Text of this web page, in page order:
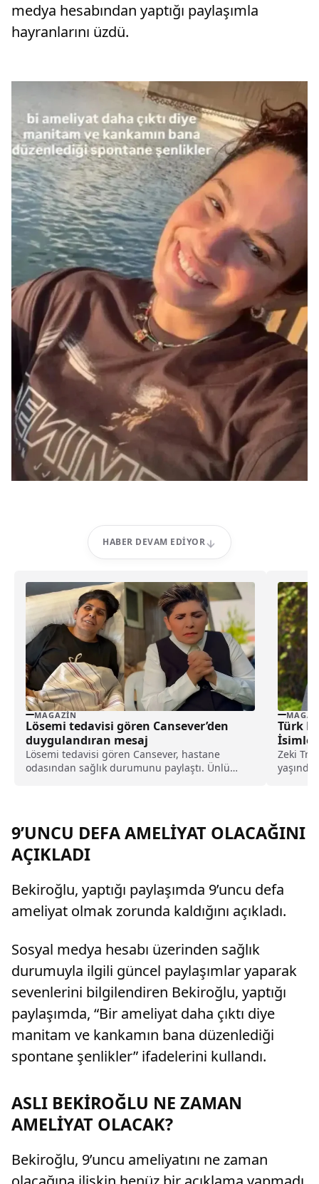
medya hesabından yaptığı paylaşımla
hayranlarını üzdü.
HABER DEVAM EDIYOR
MAGAZIN
Lösemi tedavisi gören Cansever’den
duygulandıran mesaj
Lösemi tedavisi gören Cansever, hastane
odasından sağlık durumunu paylaştı. Ünlü
Türk
Zeki
9’UNCU DEFA AMELİYAT OLACAĞINI
AÇIKLADI
Bekiroğlu, yaptığı paylaşımda 9’uncu defa
ameliyat olmak zorunda kaldığını açıkladı.
Sosyal medya hesabı üzerinden sağlık
durumuyla ilgili güncel paylaşımlar yaparak
sevenlerini bilgilendiren Bekiroğlu, yaptığı
paylaşımda, “Bir ameliyat daha çıktı diye
manitam ve kankamın bana düzenlediği
spontane şenlikler” ifadelerini kullandı.
ASLI BEKİROĞLU NE ZAMAN
AMELİYAT OLACAK?
Bekiroğlu, 9’uncu ameliyatını ne zaman